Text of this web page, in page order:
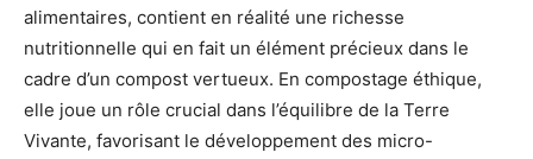
alimentaires, contient en réalité une richesse
nutritionnelle qui en fait un élément précieux dans le
cadre d’un compost vertueux. En compostage éthique,
elle joue un rôle crucial dans l’équilibre de la Terre
Vivante, favorisant le développement des micro-